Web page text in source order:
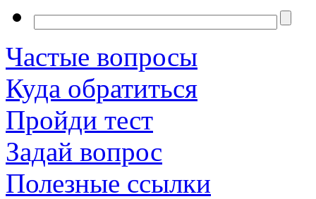
Частые вопросы
Куда обратиться
Пройди тест
Задай вопрос
Полезные ссылки